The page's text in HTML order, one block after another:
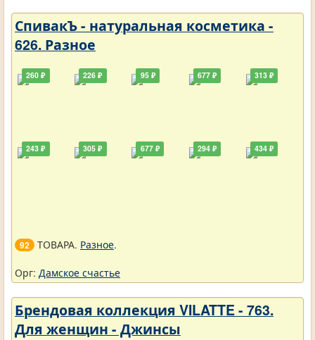
СпивакЪ - натуральная косметика -
626. Разное
260 ₽
243 ₽
226 ₽
305 ₽
95 ₽
677 ₽
677 ₽
294 ₽
313 ₽
434 ₽
92 ТОВАРА. Разное.
Орг: Дамское счастье
Брендовая коллекция VILATTE - 763.
Для женщин - Джинсы